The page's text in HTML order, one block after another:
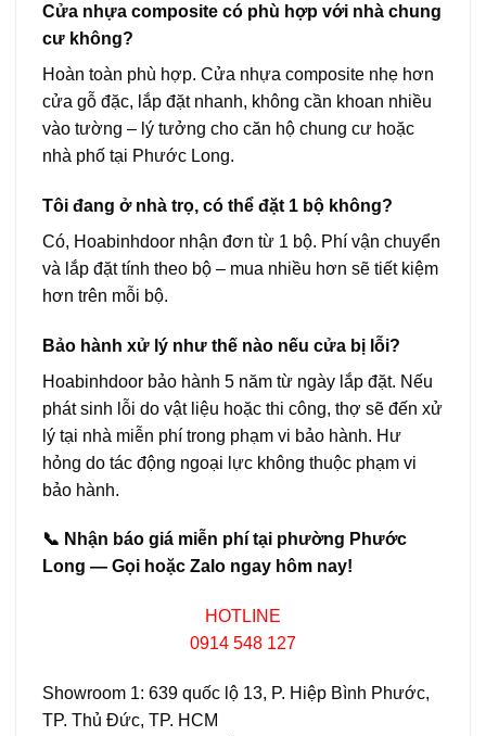
Cửa nhựa composite có phù hợp với nhà chung
cư không?
Hoàn toàn phù hợp. Cửa nhựa composite nhẹ hơn
cửa gỗ đặc, lắp đặt nhanh, không cần khoan nhiều
vào tường – lý tưởng cho căn hộ chung cư hoặc
nhà phố tại Phước Long.
Tôi đang ở nhà trọ, có thể đặt 1 bộ không?
Có, Hoabinhdoor nhận đơn từ 1 bộ. Phí vận chuyển
và lắp đặt tính theo bộ – mua nhiều hơn sẽ tiết kiệm
hơn trên mỗi bộ.
Bảo hành xử lý như thế nào nếu cửa bị lỗi?
Hoabinhdoor bảo hành 5 năm từ ngày lắp đặt. Nếu
phát sinh lỗi do vật liệu hoặc thi công, thợ sẽ đến xử
lý tại nhà miễn phí trong phạm vi bảo hành. Hư
hỏng do tác động ngoại lực không thuộc phạm vi
bảo hành.
📞 Nhận báo giá miễn phí tại phường Phước
Long — Gọi hoặc Zalo ngay hôm nay!
HOTLINE
0914 548 127
Showroom 1: 639 quốc lộ 13, P. Hiệp Bình Phước,
TP. Thủ Đức, TP. HCM